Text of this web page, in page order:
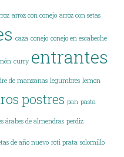
arroz con conejo arroz con setas
caza conejo conejo en escabeche
curry entrantes
de manzanas legumbres lemon
postres pan pasta
árabes de almendras perdiz
de año nuevo roti prata solomillo